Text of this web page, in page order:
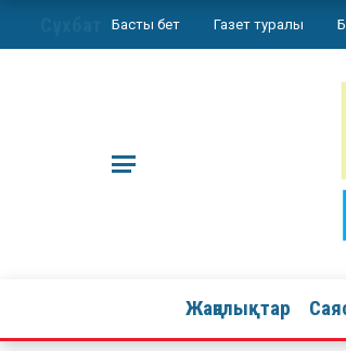
Басты бет Газет туралы
Жаңалықтар